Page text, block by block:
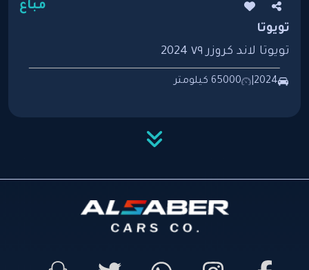
مباع
تويوتا
تويوتا لاند كروزر ٧٩ 2024
2024
| 65000 كيلومتر